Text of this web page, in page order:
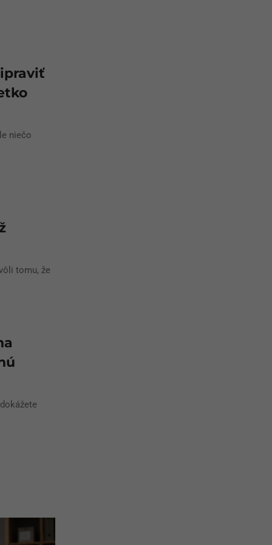
niečo
tomu, že